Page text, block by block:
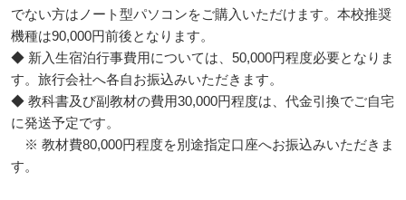
でない方はノート型パソコンをご購入いただけます。本校推奨
機種は90,000円前後となります。
◆ 新入生宿泊行事費用については、50,000円程度必要となりま
す。旅行会社へ各自お振込みいただきます。
◆ 教科書及び副教材の費用30,000円程度は、代金引換でご自宅
に発送予定です。
※ 教材費80,000円程度を別途指定口座へお振込みいただきま
す。